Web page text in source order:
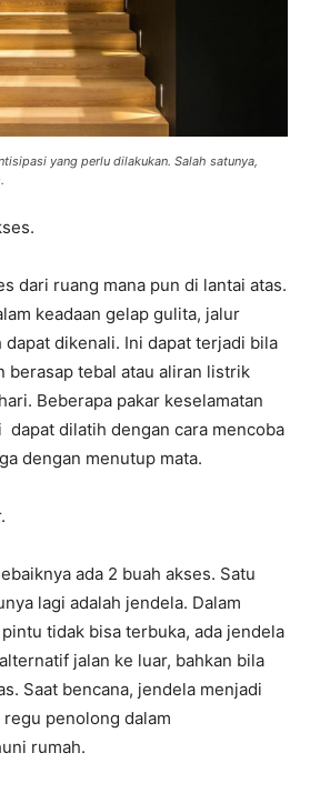
yang perlu dilakukan. Salah satunya,
dari ruang mana pun di lantai atas.
keadaan gelap gulita, jalur
dapat dikenali. Ini dapat terjadi bila
berasap tebal atau aliran listrik
Beberapa pakar keselamatan
dapat dilatih dengan cara mencoba
dengan menutup mata.
ada 2 buah akses. Satu
lagi adalah jendela. Dalam
tidak bisa terbuka, ada jendela
jalan ke luar, bahkan bila
Saat bencana, jendela menjadi
penolong dalam
rumah.